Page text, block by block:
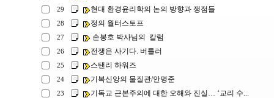
29 현대 환경윤리학의 논의 방향과 쟁점들
28 정의 월터스토프
27 손봉호 박사님의 칼럼
26 전쟁은 사기다. 버틀러
25 스탠리 하워즈
24 기복신앙의 물질관/안명준
23 기독교 근본주의에 대한 오해와 진실… ‘교리 수...